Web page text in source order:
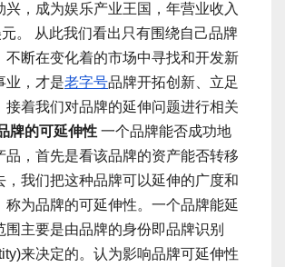
兴，成为娱乐产业王国，年营业收入
。 从此我们看出只有围绕自己品牌
不断在变化着的市场中寻找和开发新
业，才是老字号品牌开拓创新、立足
接着我们对品牌的延伸问题进行相关
牌的可延伸性 一个品牌能否成功地
品，首先是看该品牌的资产能否转移
，我们把这种品牌可以延伸的广度和
称为品牌的可延伸性。一个品牌能延
围主要是由品牌的身份即品牌识别
来决定的。认为影响品牌可延伸性